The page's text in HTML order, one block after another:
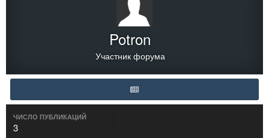
Potron
Участник форума
ЧИСЛО ПУБЛИКАЦИЙ
3